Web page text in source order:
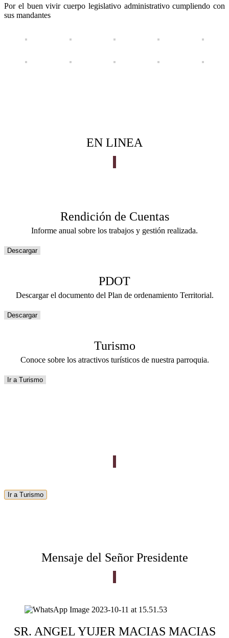
Por el buen vivir cuerpo legislativo administrativo cumpliendo con
sus mandantes
EN LINEA
Rendición de Cuentas
Informe anual sobre los trabajos y gestión realizada.
Descargar
PDOT
Descargar el documento del Plan de ordenamiento Territorial.
Descargar
Turismo
Conoce sobre los atractivos turísticos de nuestra parroquia.
Ir a Turismo
Ir a Turismo
Mensaje del Señor Presidente
SR. ANGEL YUJER MACIAS MACIAS